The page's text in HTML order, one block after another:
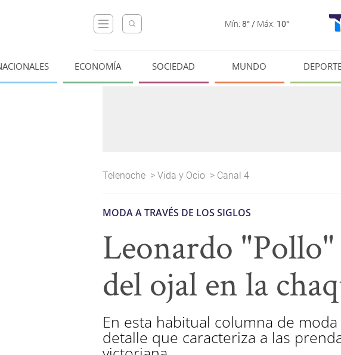
Mín: 8° / Máx: 10°
ECONOMÍA SOCIEDAD MUNDO
Telenoche > Vida y Ocio > Canal 4
MODA A TRAVÉS DE LOS SIGLOS
Leonardo
del ojal en la
En esta habitual columna de
detalle que caracteriza a las